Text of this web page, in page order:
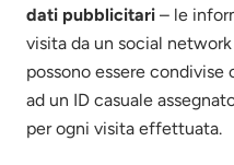
dati pubblicitari – le
visita da un social
possono essere
ad un ID casuale
per ogni visita effettuata.